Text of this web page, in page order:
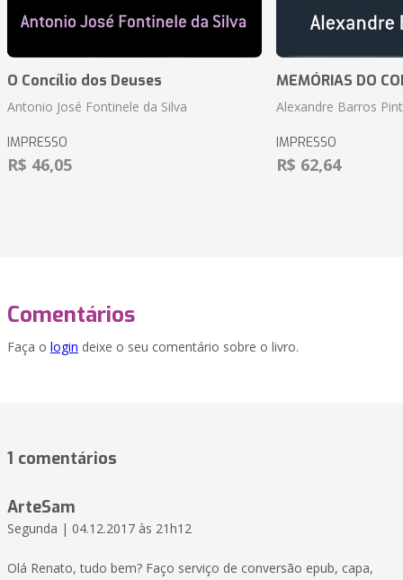
O Concílio dos Deuses
Antonio José Fontinele da Silva
IMPRESSO
R$ 46,05
MEMÓRIAS DO
Alexandre Barros
IMPRESSO
R$ 62,64
Comentários
Faça o login deixe o seu comentário sobre o livro.
1 comentários
ArteSam
Segunda | 04.12.2017 às 21h12
Olá Renato, tudo bem? Faço serviço de conversão epub, capa,